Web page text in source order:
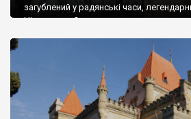
загублений у радянські часи,
Ніжин греки?